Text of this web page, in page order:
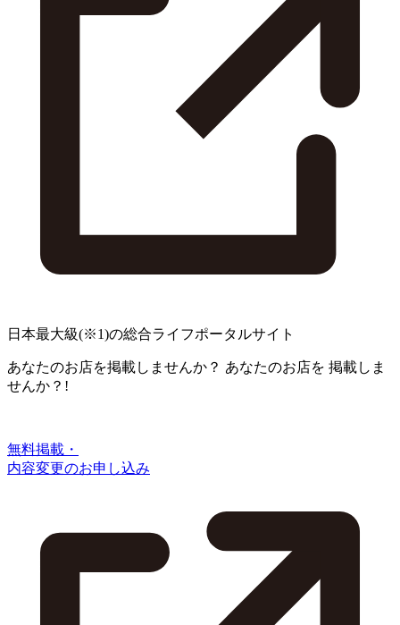
日本最大級(※1)の総合ライフポータルサイト
あなたのお店を掲載しませんか？ あなたのお店を 掲載しま
せんか？!
無料掲載・
内容変更のお申し込み